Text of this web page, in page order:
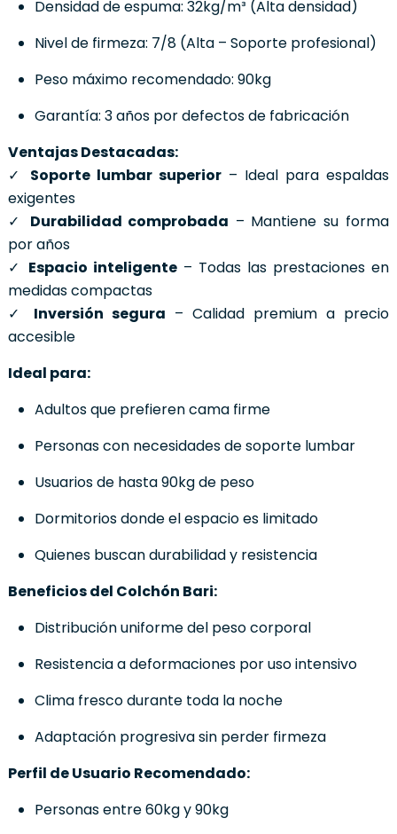
Densidad de espuma: 32kg/m³ (Alta densidad)
Nivel de firmeza: 7/8 (Alta – Soporte profesional)
Peso máximo recomendado: 90kg
Garantía: 3 años por defectos de fabricación
Ventajas Destacadas:
✓ Soporte lumbar superior – Ideal para espaldas
exigentes
✓ Durabilidad comprobada – Mantiene su forma
por años
✓ Espacio inteligente – Todas las prestaciones en
medidas compactas
✓ Inversión segura – Calidad premium a precio
accesible
Ideal para:
Adultos que prefieren cama firme
Personas con necesidades de soporte lumbar
Usuarios de hasta 90kg de peso
Dormitorios donde el espacio es limitado
Quienes buscan durabilidad y resistencia
Beneficios del Colchón Bari:
Distribución uniforme del peso corporal
Resistencia a deformaciones por uso intensivo
Clima fresco durante toda la noche
Adaptación progresiva sin perder firmeza
Perfil de Usuario Recomendado:
Personas entre 60kg y 90kg